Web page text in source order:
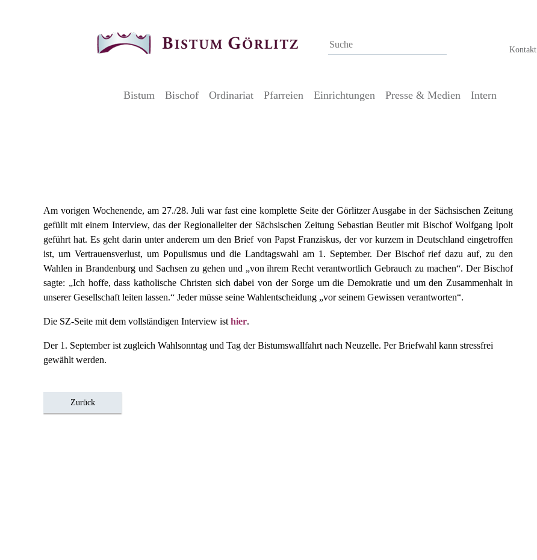
Kontakt
Bistum Bischof Ordinariat Pfarreien Einrichtungen Presse & Medien Intern
Am vorigen Wochenende, am 27./28. Juli war fast eine komplette Seite der Görlitzer Ausgabe in der Sächsischen Zeitung
gefüllt mit einem Interview, das der Regionalleiter der Sächsischen Zeitung Sebastian Beutler mit Bischof Wolfgang Ipolt
geführt hat. Es geht darin unter anderem um den Brief von Papst Franziskus, der vor kurzem in Deutschland eingetroffen
ist, um Vertrauensverlust, um Populismus und die Landtagswahl am 1. September. Der Bischof rief dazu auf, zu den
Wahlen in Brandenburg und Sachsen zu gehen und „von ihrem Recht verantwortlich Gebrauch zu machen“. Der Bischof
sagte: „Ich hoffe, dass katholische Christen sich dabei von der Sorge um die Demokratie und um den Zusammenhalt in
unserer Gesellschaft leiten lassen.“ Jeder müsse seine Wahlentscheidung „vor seinem Gewissen verantworten“.
Die SZ-Seite mit dem vollständigen Interview ist hier.
Der 1. September ist zugleich Wahlsonntag und Tag der Bistumswallfahrt nach Neuzelle. Per Briefwahl kann stressfrei
gewählt werden.
Zurück